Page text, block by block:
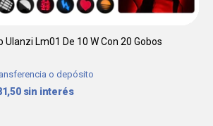
Ulanzi Lm01 De 10 W Con 20 Gobos
o depósito
sin interés